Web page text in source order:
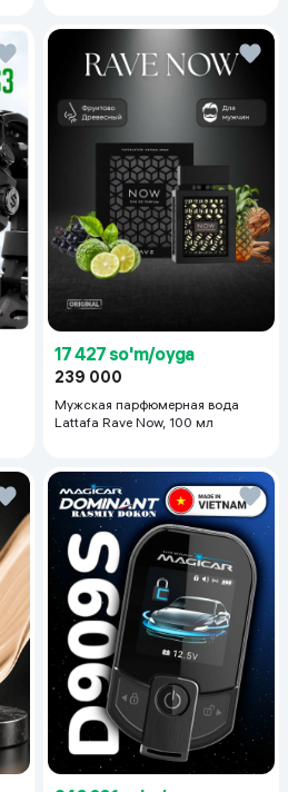
17 427 so'm/oyga
239 000
Мужская парфюмерная вода
Lattafa Rave Now, 100 мл